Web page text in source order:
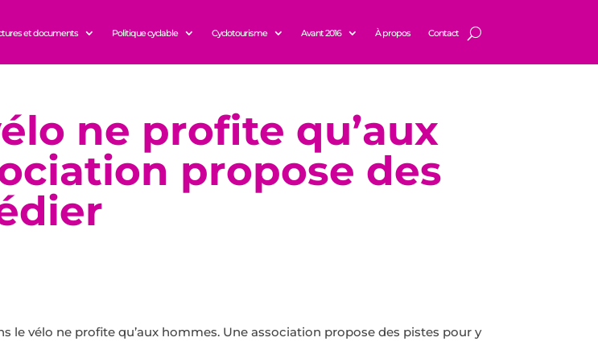
et documents Politique cyclable Cyclotourisme Avant 2016 À propos Contact
ne profite qu’aux
propose des
le vélo ne profite qu’aux hommes. Une association propose des pistes pour y